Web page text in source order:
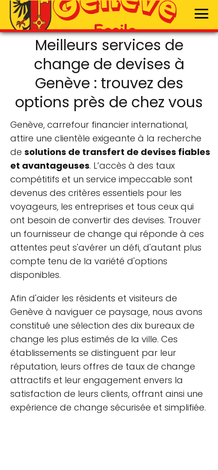
Meilleurs services de
change de devises à
Genève : trouvez des
options près de chez vous
Genève, carrefour financier international,
attire une clientèle exigeante à la recherche
de solutions de transfert de devises fiables
et avantageuses. L’accès à des taux
compétitifs et un service impeccable sont
devenus des critères essentiels pour les
voyageurs, les entreprises et tous ceux qui
ont besoin de convertir des devises. Trouver
un fournisseur de change qui réponde à ces
attentes peut s'avérer un défi, d'autant plus
compte tenu de la variété d'options
disponibles.
Afin d'aider les résidents et visiteurs de
Genève à naviguer ce paysage, nous avons
constitué une sélection des dix bureaux de
change les plus estimés de la ville. Ces
établissements se distinguent par leur
réputation, leurs offres de taux de change
attractifs et leur engagement envers la
satisfaction de leurs clients, offrant ainsi une
expérience de change sécurisée et simplifiée.